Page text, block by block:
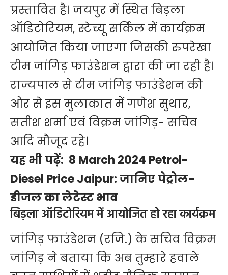
प्रस्तावित है। जयपुर में स्थित बिड़ला
ऑडिटोरियम, स्टेच्यू सर्किल में कार्यक्रम
आयोजित किया जाएगा जिसकी रुपरेखा
टीम जांगिड़ फाउंडेशन द्वारा की जा रही है।
राज्यपाल से टीम जांगिड़ फाउंडेशन की
ओर से इस मुलाकात में गणेश सुथार,
सतीश शर्मा एवं विक्रम जांगिड़- सचिव
आदि मौजूद रहे।
यह भी पढ़ें: 8 March 2024 Petrol-
Diesel Price Jaipur: जानिए पेट्रोल-
डीजल का लेटेस्ट भाव
बिड़ला ऑडिटोरियम में आयोजित हो रहा कार्यक्रम
जांगिड़ फाउंडेशन (रजि.) के सचिव विक्रम
जांगिड़ ने बताया कि अब तुम्हारे हवाले